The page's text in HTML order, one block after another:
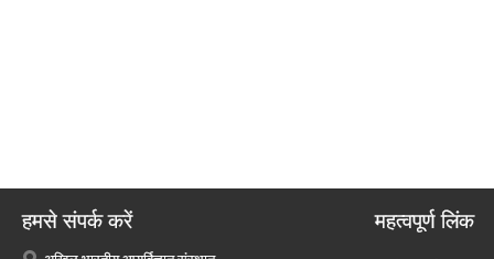
हमसे संपर्क करें महत्वपूर्ण लिंक